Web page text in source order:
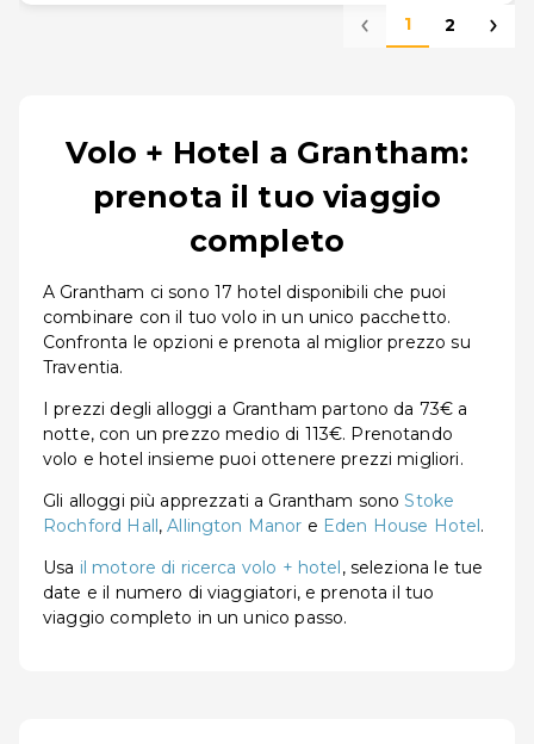
1 2
Volo + Hotel a Grantham:
prenota il tuo viaggio
completo
A Grantham ci sono 17 hotel disponibili che puoi
combinare con il tuo volo in un unico pacchetto.
Confronta le opzioni e prenota al miglior prezzo su
Traventia.
I prezzi degli alloggi a Grantham partono da 73€ a
notte, con un prezzo medio di 113€. Prenotando
volo e hotel insieme puoi ottenere prezzi migliori.
Gli alloggi più apprezzati a Grantham sonoStoke
Rochford Hall,Allington Manor e Eden House Hotel.
Usa il motore di ricerca volo + hotel, seleziona le tue
date e il numero di viaggiatori, e prenota il tuo
viaggio completo in un unico passo.